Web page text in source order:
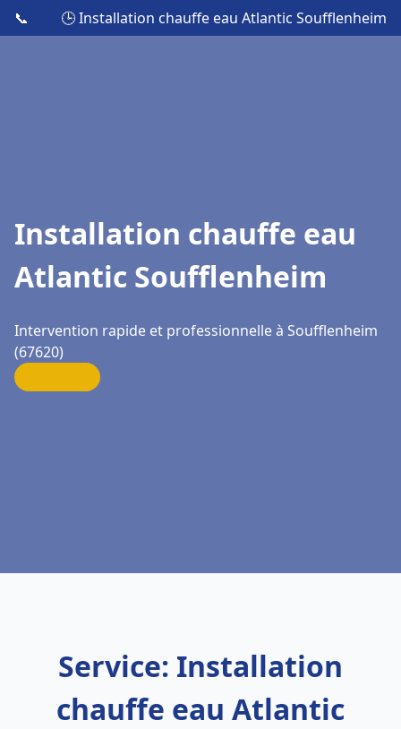
📞 🕒 Installation chauffe eau Atlantic Soufflenheim
Installation chauffe eau
Atlantic Soufflenheim
Intervention rapide et professionnelle à Soufflenheim
(67620)
Service: Installation
chauffe eau Atlantic